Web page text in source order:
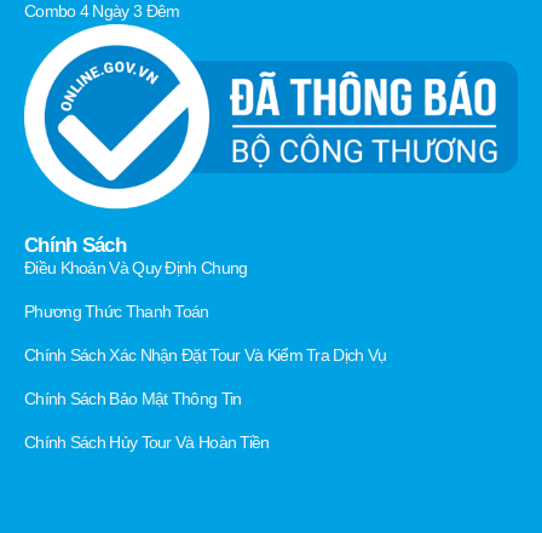
Combo 4 Ngày 3 Đêm
Chính Sách
Điều Khoản Và Quy Định Chung
Phương Thức Thanh Toán
Chính Sách Xác Nhận Đặt Tour Và Kiểm Tra Dịch Vụ
Chính Sách Bảo Mật Thông Tin
Chính Sách Hủy Tour Và Hoàn Tiền